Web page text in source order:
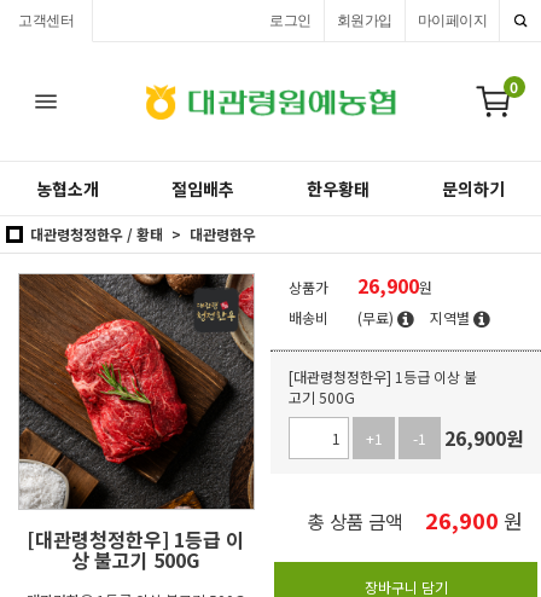
고객센터 마이페이지
회원가입
로그인
0
농협소개 절임배추 한우황태 문의하기
대관령청정한우 / 황태 대관령한우
[대관령청정한우] 1등급 이
상 불고기 500G
상품가 26,900원
배송비
(무료) 지역별
[대관령청정한우] 1등급 이상 불
고기 500G
+1
-1 26,900원
총 상품 금액 26,900 원
장바구니 담기